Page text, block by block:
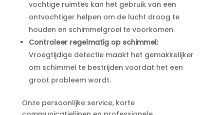
vochtige ruimtes kan het gebruik van een
ontvochtiger helpen om de lucht droog te
houden en schimmelgroei te voorkomen.​
Controleer regelmatig op schimmel:
Vroegtijdige detectie maakt het gemakkelijker
om schimmel te bestrijden voordat het een
groot probleem wordt.​
Onze persoonlijke service, korte